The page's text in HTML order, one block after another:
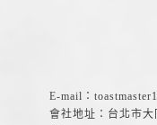
E-mail：
會社地址：台北市